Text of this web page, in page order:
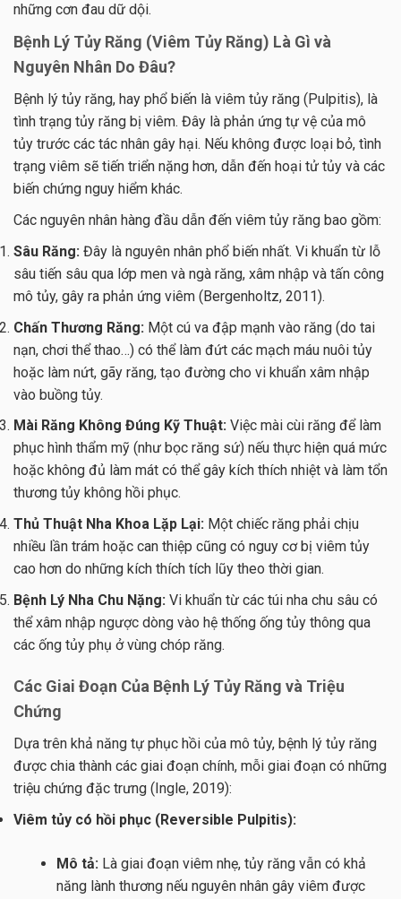
những cơn đau dữ dội.
Bệnh Lý Tủy Răng (Viêm Tủy Răng) Là Gì và
Nguyên Nhân Do Đâu?
Bệnh lý tủy răng, hay phổ biến là viêm tủy răng (Pulpitis), là
tình trạng tủy răng bị viêm. Đây là phản ứng tự vệ của mô
tủy trước các tác nhân gây hại. Nếu không được loại bỏ, tình
trạng viêm sẽ tiến triển nặng hơn, dẫn đến hoại tử tủy và các
biến chứng nguy hiểm khác.
Các nguyên nhân hàng đầu dẫn đến viêm tủy răng bao gồm:
Sâu Răng: Đây là nguyên nhân phổ biến nhất. Vi khuẩn từ lỗ
sâu tiến sâu qua lớp men và ngà răng, xâm nhập và tấn công
mô tủy, gây ra phản ứng viêm (Bergenholtz, 2011).
Chấn Thương Răng: Một cú va đập mạnh vào răng (do tai
nạn, chơi thể thao…) có thể làm đứt các mạch máu nuôi tủy
hoặc làm nứt, gãy răng, tạo đường cho vi khuẩn xâm nhập
vào buồng tủy.
Mài Răng Không Đúng Kỹ Thuật: Việc mài cùi răng để làm
phục hình thẩm mỹ (như bọc răng sứ) nếu thực hiện quá mức
hoặc không đủ làm mát có thể gây kích thích nhiệt và làm tổn
thương tủy không hồi phục.
Thủ Thuật Nha Khoa Lặp Lại: Một chiếc răng phải chịu
nhiều lần trám hoặc can thiệp cũng có nguy cơ bị viêm tủy
cao hơn do những kích thích tích lũy theo thời gian.
Bệnh Lý Nha Chu Nặng: Vi khuẩn từ các túi nha chu sâu có
thể xâm nhập ngược dòng vào hệ thống ống tủy thông qua
các ống tủy phụ ở vùng chóp răng.
Các Giai Đoạn Của Bệnh Lý Tủy Răng và Triệu
Chứng
Dựa trên khả năng tự phục hồi của mô tủy, bệnh lý tủy răng
được chia thành các giai đoạn chính, mỗi giai đoạn có những
triệu chứng đặc trưng (Ingle, 2019):
Viêm tủy có hồi phục (Reversible Pulpitis):
Mô tả: Là giai đoạn viêm nhẹ, tủy răng vẫn có khả
năng lành thương nếu nguyên nhân gây viêm được